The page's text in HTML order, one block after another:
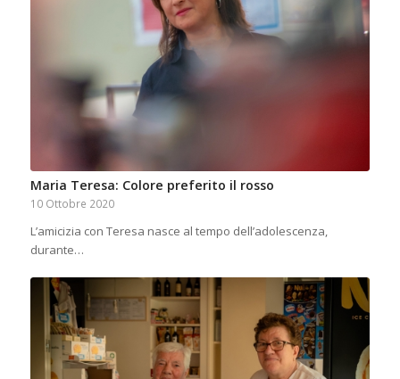
Maria Teresa: Colore preferito il rosso
10 Ottobre 2020
L’amicizia con Teresa nasce al tempo dell’adolescenza,
durante…